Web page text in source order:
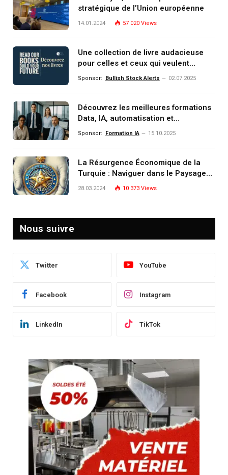
stratégique de l’Union européenne
14.01.2024 57 020 Views
Une collection de livre audacieuse
pour celles et ceux qui veulent
comprendre, investir et dominer le
Sponsor: Bullish Stock Alerts 02.07.2025
Découvrez les meilleures formations
Data, IA, automatisation et
investissement (gestion de
Sponsor: Formation IA 15.10.2025
La Résurgence Économique de la
Turquie : Naviguer dans le Paysage
Post-Crise
28.03.2024 10 373 Views
Nous suivre
Twitter YouTube
Facebook Instagram
LinkedIn TikTok